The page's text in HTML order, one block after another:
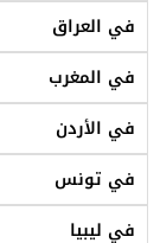
في العراق
في المغرب
في الأردن
في تونس
في ليبيا